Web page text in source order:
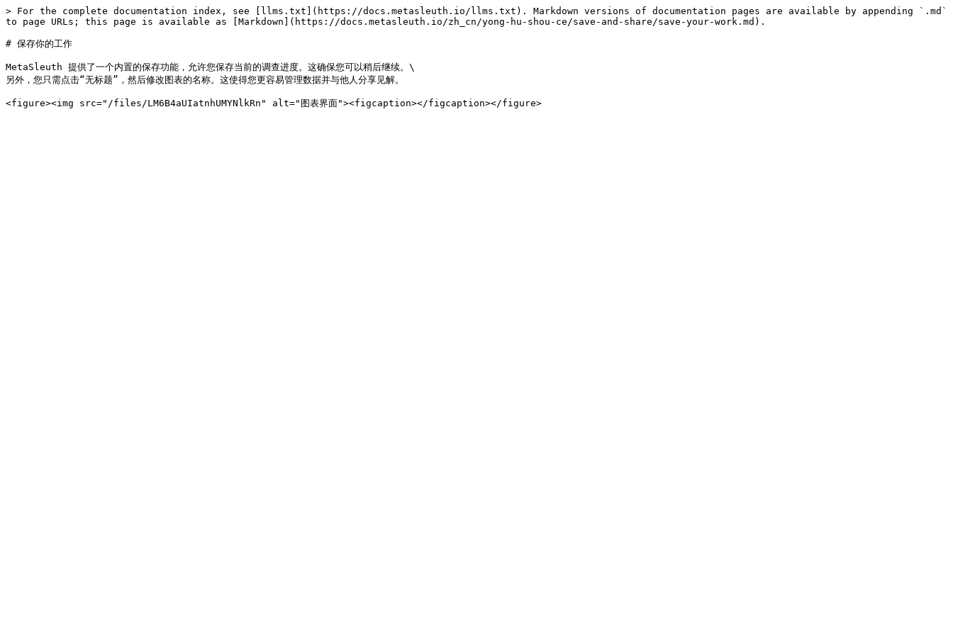
> For the complete documentation index, see [llms.txt](https://docs.metasleuth.io/llms.txt). Markdown versions of documentation pages are available by appending `.md`
to page URLs; this page is available as [Markdown](https://docs.metasleuth.io/zh_cn/yong-hu-shou-ce/save-and-share/save-your-work.md).
# 保存你的工作
MetaSleuth 提供了一个内置的保存功能，允许您保存当前的调查进度。这确保您可以稍后继续。\
另外，您只需点击“无标题”，然后修改图表的名称。这使得您更容易管理数据并与他人分享见解。